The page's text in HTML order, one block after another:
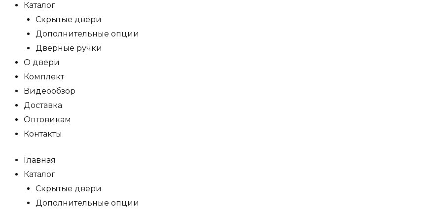
Каталог
Скрытые двери
Дополнительные опции
Дверные ручки
О двери
Комплект
Видеообзор
Доставка
Оптовикам
Контакты
Главная
Каталог
Скрытые двери
Дополнительные опции